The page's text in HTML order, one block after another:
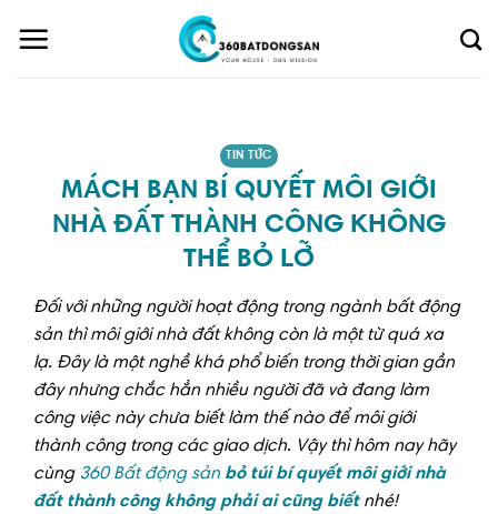
TIN TỨC
MÁCH BẠN BÍ QUYẾT MÔI GIỚI
NHÀ ĐẤT THÀNH CÔNG KHÔNG
THỂ BỎ LỠ
Đối với những người hoạt động trong ngành bất động
sản thì môi giới nhà đất không còn là một từ quá xa
lạ. Đây là một nghề khá phổ biến trong thời gian gần
đây nhưng chắc hẳn nhiều người đã và đang làm
công việc này chưa biết làm thế nào để môi giới
thành công trong các giao dịch. Vậy thì hôm nay hãy
cùng 360 Bất động sản bỏ túi bí quyết môi giới nhà
đất thành công không phải ai cũng biếtnhé!